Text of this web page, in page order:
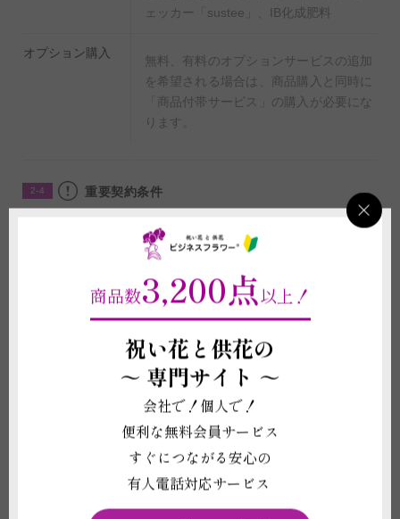
ェッカー「sustee」、IB化成肥料
オプション購入
無料、有料のオプションサービスの追加
を希望される場合は、商品購入と同時に
「商品付帯サービス」の購入が必要にな
ります。
2-4 重要契約条件
商品に関わる重要な注意事項
は仕入れ状況により掲載写真と差異が生じることがございます。また、札や
メッセージカード、鉢等、商品代金に含まれるものに記載されている資材の
形状や素材等は掲載イメージ写真と差異がある場合がございます。これらイ
メージ写真と現物との違いを理由とする返品、返金、交換、その他の請求な
どには応じかねますので予めご了承ください。
(2)お届け先の気温が0度を下回る場合、また、30度を超える場合は、配送中
に植物が気温の影響で傷む可能性があるため、お申し込みをお受けできない
ことがございます。強いご希望がございましたら、気温による品質への影響
(3)鉢は回収しておりません。ご不要になった際は各自治体のご案内に沿っ
て破棄をしてください。
ができません。制作開始後に、万が一ご注文をお取り消しされた場合も代金
はご注文者様に全額負担いただきます。
商品数3,200点以上！
祝い花と供花の
～ 専門サイト ～
会社で！個人で！
便利な無料会員サービス
すぐにつながる安心の
有人電話対応サービス